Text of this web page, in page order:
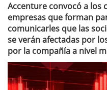
Accenture convocó a los
empresas que forman
comunicarles que las
se verán afectadas por
por la compañía a nivel